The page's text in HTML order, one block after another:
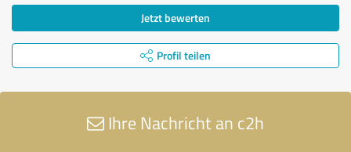
Jetzt bewerten
Profil teilen
Ihre Nachricht an c2h